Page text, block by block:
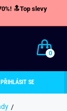
🔝Top slevy
0
PŘIHLÁSIT SE